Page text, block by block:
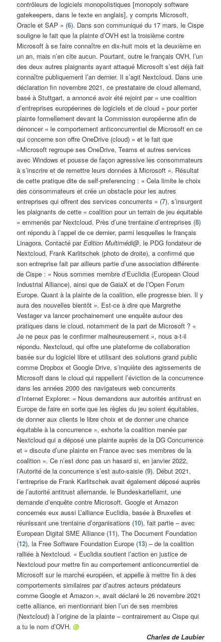
contrôleurs de logiciels monopolistiques [monopoly software
gatekeepers, dans le texte en anglais], y compris Microsoft,
Oracle et SAP » (6). Dans son communiqué du 17 mars, le Cispe
souligne le fait que la plainte d’OVH est la troisième contre
Microsoft à se faire connaître en dix-huit mois et la deuxième en
un an, mais n’en cite aucun. Pourtant, outre le français OVH, l’un
des deux autres plaignants ayant attaqué Microsoft s’est déjà fait
connaître publiquement l’an dernier. Il s’agit Nextcloud. Dans une
déclaration fin novembre 2021, ce prestataire de cloud allemand,
basé à Stuttgart, a annoncé avoir été rejoint par « une coalition
d’entreprises européennes de logiciels et de cloud » pour porter
plainte formellement devant la Commission européenne afin de
dénoncer « le comportement anticoncurrentiel de Microsoft en ce
qui concerne son offre OneDrive (cloud) » et le fait que
«Microsoft regroupe ses OneDrive, Teams et autres services
avec Windows et pousse de façon agressive les consommateurs
à s’inscrire et de remettre leurs données à Microsoft ». Résultat
de cette pratique dite de self-preferencing : « Cela limite le choix
des consommateurs et crée un obstacle pour les autres
entreprises qui offrent des services concurrents » (7), s’insurgent
les plaignants de cette « coalition pour un terrain de jeu équitable
» emmenés par Nextcloud. Près d’une trentaine d’entreprises (8)
ont répondu à l’appel de ce dernier, parmi lesquelles le français
Linagora. Contacté parEdition Multimédi@, le PDG fondateur de
Nextcloud, Frank Karlitschek (photo de droite), a confirmé que
son entreprise fait par ailleurs partie d’une association différente
de Cispe : « Nous sommes membre d’Euclidia (European Cloud
Industrial Alliance), ainsi que de GaiaX et de l’Open Forum
Europe. Quant à la plainte de la coalition, elle progresse bien. Il y
aura des nouvelles bientôt ». Est-ce à dire que Margrethe
Vestager va lancer prochainement une enquête autour des
pratiques dans le cloud, notamment de la part de Microsoft ? «
Je ne peux pas le confirmer malheureusement », nous a-t-il
répondu. Nextcloud, qui offre une plateforme de collaboration
basée sur du logiciel libre et utilisant des solutions grand public
comme Dropbox et Google Drive, s’inquiète des agissements de
Microsoft dans le cloud qui rappellent l’éviction de la concurrence
dans les années 2000 des navigateurs web concurrents
d’Internet Explorer. « Nous demandons aux autorités antitrust en
Europe de faire en sorte que les règles du jeu soient équitables,
de donner aux clients le libre choix et de donner une chance
équitable à la concurrence », exhorte la coalition menée par
Nextcloud qui a déposé une plainte auprès de la DG Concurrence
et « discute d’une plainte en France avec ses membres de la
coalition ». Ce n’est donc pas un hasard si, en janvier 2022,
l’Autorité de la concurrence s’est auto-saisie (9). Début 2021,
l’entreprise de Frank Karlitschek avait également déposé auprès
de l’autorité antitrust allemande, le Bundeskartellamt, une
demande d’enquête contre Microsoft. Google et Amazon
concernés eux aussi L’alliance Euclidia, basée à Bruxelles et
réunissant une trentaine d’organisations (10), fait partie – avec
European Digital SME Alliance (11), The Document Foundation
(12), la Free Software Foundation Europe (13) – de la coalition
ralliée à Nextcloud. « Euclidia soutient l’action en justice de
Nextcloud pour mettre fin au comportement anticoncurrentiel de
Microsoft sur le marché européen, et appelle à mettre fin à des
comportements similaires par d’autres acteurs prédateurs
comme Google et Amazon », avait déclaré le 26 novembre 2021
cette alliance, en mentionnant bien l’un de ses membres
(Nextcloud) à l’origine de la plainte – contrairement au Cispe qui
a tu le nom d’OVH.@
Charles de Laubier